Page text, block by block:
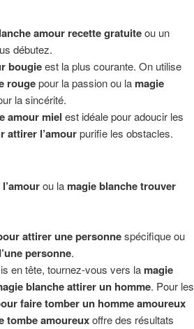
amour recette gratuiteou un
débutez.
bougieest la plus courante. On utilise
rougepour la passion ou la magie
la sincérité.
amour miel est idéale pour adoucir les
attirer l’amourpurifie les obstacles.
ou la magie blanche trouver
attirer une personnespécifique ou
personne.
en tête, tournez-vous vers la magie
blanche attirer un homme. Pour les
faire tomber un homme amoureux
tombe amoureuxoffre des résultats